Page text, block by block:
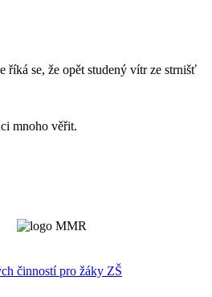
říká se, že opět studený vítr ze strnišť
mnoho věřit.
činností pro žáky ZŠ